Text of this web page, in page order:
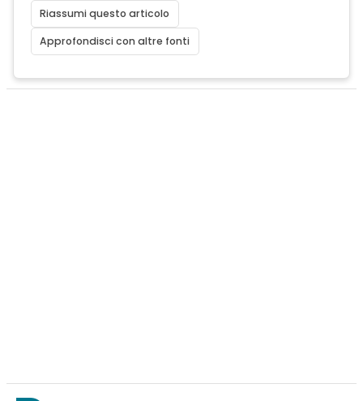
Riassumi questo articolo
Approfondisci con altre fonti